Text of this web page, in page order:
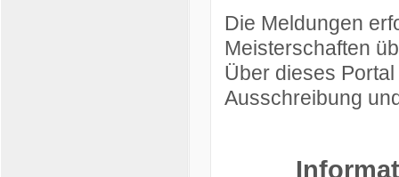
Die Meldungen
Meisterschaften
Über dieses
Ausschreibung